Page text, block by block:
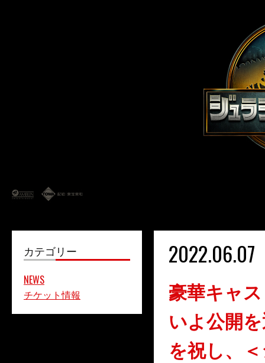
カテゴリー
NEWS
チケット情報
2022.06.07
豪華キャ
いよ公開
を祝し、